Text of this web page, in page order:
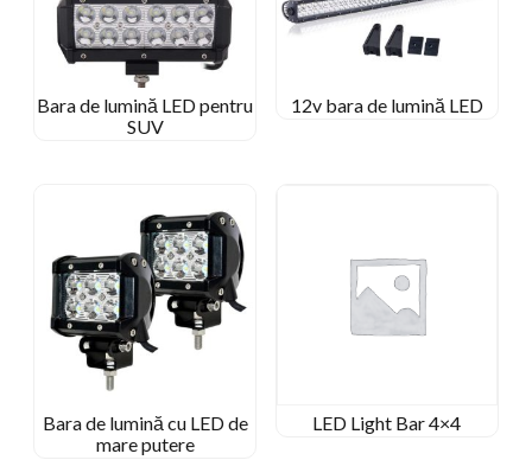
Bara de lumină LED pentru
SUV
12v bara de lumină LED
Bara de lumină cu LED de
mare putere
LED Light Bar 4×4